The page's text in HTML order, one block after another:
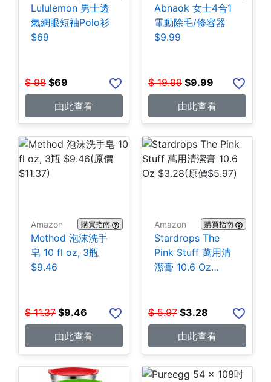
Lululemon 男士透
氣網眼短袖Polo衫
$69
$ 98 $69
由此查看
Abnaok 女士4合1
電動除毛/修容器
$9.99
$ 19.99 $9.99
由此查看
Amazon 購買指南
Method 泡沫洗手
皂 10 fl oz, 3瓶
$9.46
$ 11.37 $9.46
由此查看
Amazon 購買指南
Stardrops The
Pink Stuff 萬用清
潔膏 10.6 Oz
$ 5.97 $3.28
由此查看